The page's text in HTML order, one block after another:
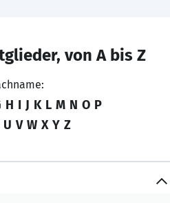
von A bis Z
H I J K L M N O P
U V W X Y Z